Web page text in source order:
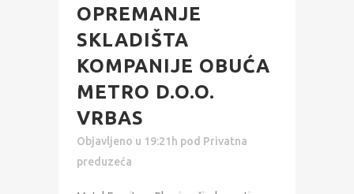
OPREMANJE
SKLADIŠTA
KOMPANIJE OBUĆA
METRO D.O.O.
VRBAS
Objavljeno u 19:21h pod Privatna
preduzeća